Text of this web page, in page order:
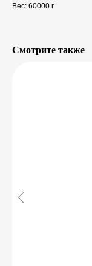
Вес: 60000 г
Смотрите также